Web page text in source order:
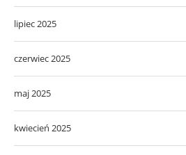
lipiec 2025
czerwiec 2025
maj 2025
kwiecień 2025